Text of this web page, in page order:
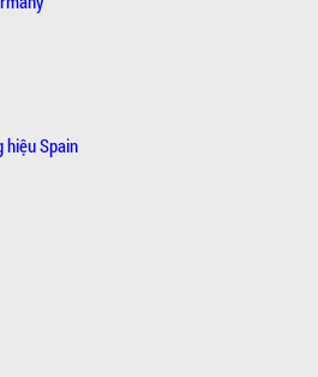
hiệu Spain